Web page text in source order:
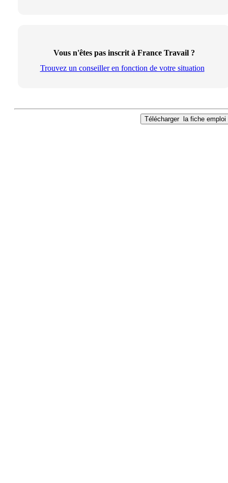
Vous n'êtes pas inscrit à France Travail ?
Trouvez un conseiller en fonction de votre situation
Télécharger la fiche emploi